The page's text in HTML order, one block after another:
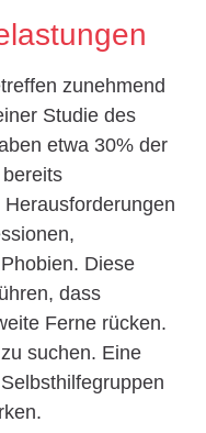
zunehmend
Studie des
etwa 30% der
Diese
dass
Ferne rücken.
suchen. Eine